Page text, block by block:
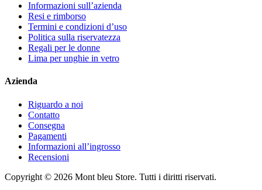
Informazioni sull’azienda
Resi e rimborso
Termini e condizioni d’uso
Politica sulla riservatezza
Regali per le donne
Lima per unghie in vetro
Azienda
Riguardo a noi
Contatto
Consegna
Pagamenti
Informazioni all’ingrosso
Recensioni
Copyright © 2026 Mont bleu Store. Tutti i diritti riservati.